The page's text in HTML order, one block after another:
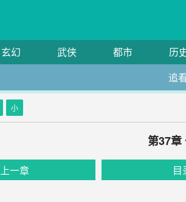
玄幻 武侠 都市 历
追
小
第37章
上一章 目